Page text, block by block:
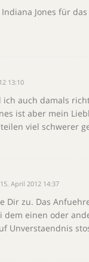
Jones für
13:10
ich auch damals
ist aber mein
viel schwerer
15. April 2012 14:37
Dir zu. Das
einen oder
Unverstaendnis